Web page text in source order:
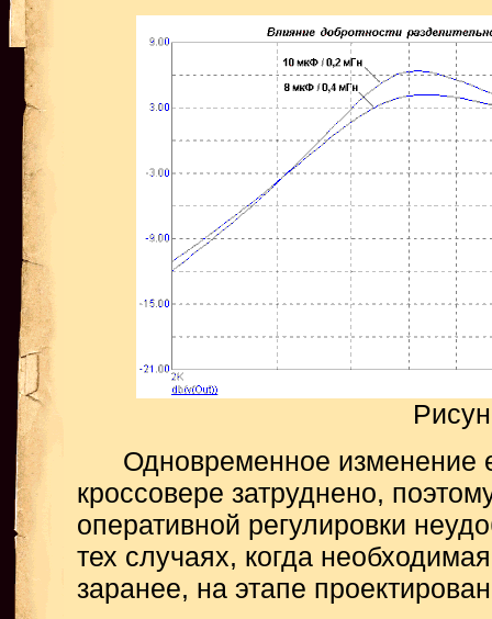
Одновременное изменение
кроссовере затруднено,
оперативной регулировки
тех случаях, когда
заранее, на этапе